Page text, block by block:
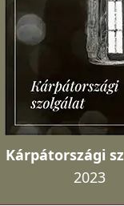
Kárpátországi
2023